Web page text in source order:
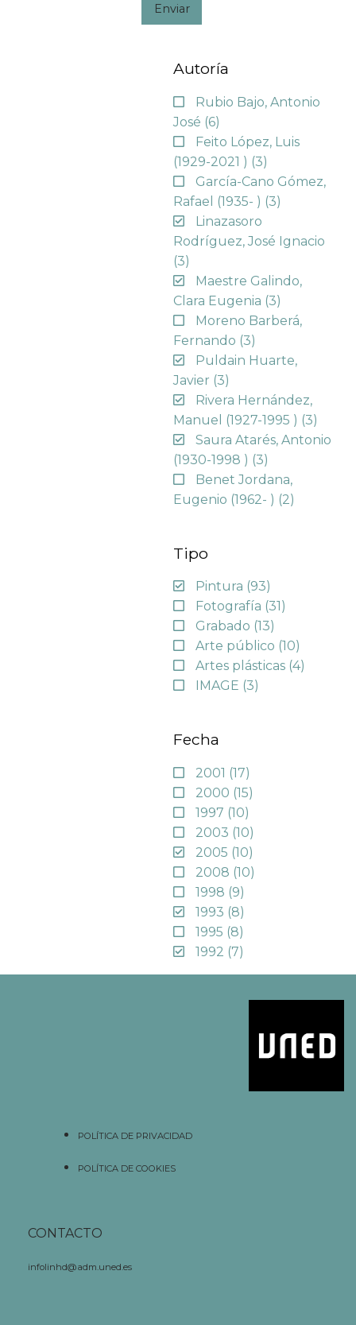
Enviar
Autoría
Rubio Bajo, Antonio
José (6)
Feito López, Luis
(1929-2021 ) (3)
García-Cano Gómez,
Rafael (1935- ) (3)
Linazasoro
Rodríguez, José Ignacio
(3)
Maestre Galindo,
Clara Eugenia (3)
Moreno Barberá,
Fernando (3)
Puldain Huarte,
Javier (3)
Rivera Hernández,
Manuel (1927-1995 ) (3)
Saura Atarés, Antonio
(1930-1998 ) (3)
Benet Jordana,
Eugenio (1962- ) (2)
Tipo
Pintura (93)
Fotografía (31)
Grabado (13)
Arte público (10)
Artes plásticas (4)
IMAGE (3)
Fecha
2001 (17)
2000 (15)
1997 (10)
2003 (10)
2005 (10)
2008 (10)
1998 (9)
1993 (8)
1995 (8)
1992 (7)
POLÍTICA DE PRIVACIDAD
POLÍTICA DE COOKIES
CONTACTO
infolinhd@adm.uned.es